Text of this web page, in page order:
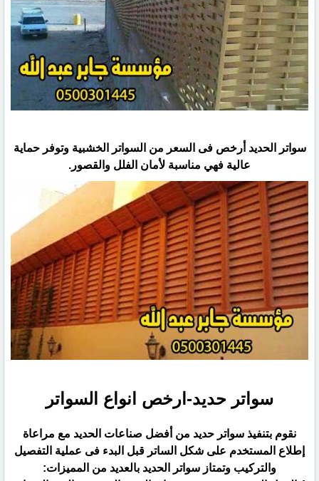
سواتر الحديد أرخص فى السعر من السواتر الخشبية وتوفر حماية
عالية فهي مناسبة لأمان الفلل والقصور.
سواتر حديد-ارخص انواع السواتر
نقوم بتنفيذ سواتر حديد من أفضل صناعات الحديد مع مراعاة
إطلاع المستخدم على شكل الساتر قبل البدء فى عملية ‏التفصيل
والتركيب وتمتاز سواتر الحديد بالعديد من المميزات:‏